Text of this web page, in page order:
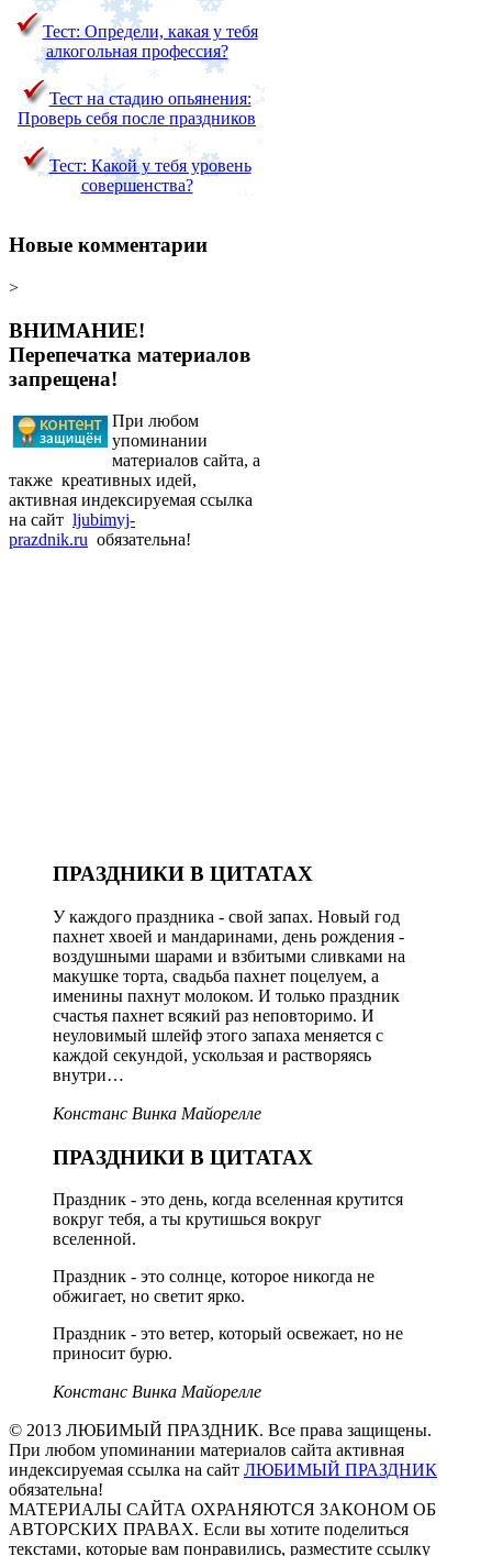
Тест: Определи, какая у тебя
алкогольная профессия?
Тест на стадию опьянения:
Проверь себя после праздников
Тест: Какой у тебя уровень
совершенства?
Новые комментарии
>
ВНИМАНИЕ!
Перепечатка материалов
запрещена!
При любом
упоминании
материалов сайта, а
также креативных идей,
активная индексируемая ссылка
на сайт ljubimyj-
prazdnik.ru обязательна!
ПРАЗДНИКИ В ЦИТАТАХ
У каждого праздника - свой запах. Новый год
пахнет хвоей и мандаринами, день рождения -
воздушными шарами и взбитыми сливками на
макушке торта, свадьба пахнет поцелуем, а
именины пахнут молоком. И только праздник
счастья пахнет всякий раз неповторимо. И
неуловимый шлейф этого запаха меняется с
каждой секундой, ускользая и растворяясь
внутри…
Констанс Винка Майорелле
ПРАЗДНИКИ В ЦИТАТАХ
Праздник - это день, когда вселенная крутится
вокруг тебя, а ты крутишься вокруг
вселенной.
Праздник - это солнце, которое никогда не
обжигает, но светит ярко.
Праздник - это ветер, который освежает, но не
приносит бурю.
Констанс Винка Майорелле
© 2013 ЛЮБИМЫЙ ПРАЗДНИК. Все права защищены.
При любом упоминании материалов сайта активная
индексируемая ссылка на сайт ЛЮБИМЫЙ ПРАЗДНИК
обязательна!
МАТЕРИАЛЫ САЙТА ОХРАНЯЮТСЯ ЗАКОНОМ ОБ
АВТОРСКИХ ПРАВАХ. Если вы хотите поделиться
текстами, которые вам понравились, разместите ссылку